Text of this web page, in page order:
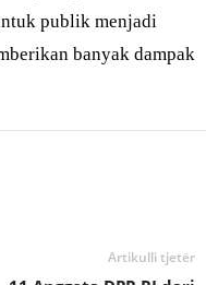
publik menjadi
banyak dampak
Artikulli tjetër